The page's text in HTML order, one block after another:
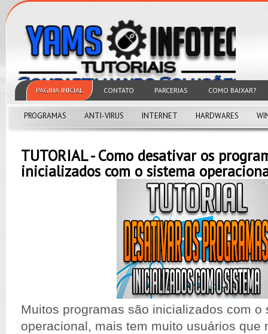
PAGINA INICIAL CONTATO PARCERIAS COMO BAIXAR?
PROGRAMAS ANTI-VIRUS INTERNET HARDWARES
TUTORIAL - Como desativar os
inicializados com o sistema
Muitos programas são inicializados com o
operacional, mais tem muito usuários que